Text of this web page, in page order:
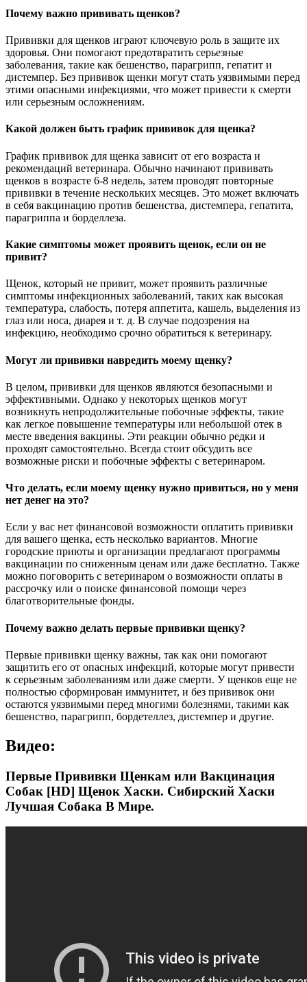
Почему важно прививать щенков?
Прививки для щенков играют ключевую роль в защите их
здоровья. Они помогают предотвратить серьезные
заболевания, такие как бешенство, парагрипп, гепатит и
дистемпер. Без прививок щенки могут стать уязвимыми перед
этими опасными инфекциями, что может привести к смерти
или серьезным осложнениям.
Какой должен быть график прививок для щенка?
График прививок для щенка зависит от его возраста и
рекомендаций ветеринара. Обычно начинают прививать
щенков в возрасте 6-8 недель, затем проводят повторные
прививки в течение нескольких месяцев. Это может включать
в себя вакцинацию против бешенства, дистемпера, гепатита,
парагриппа и борделлеза.
Какие симптомы может проявить щенок, если он не
привит?
Щенок, который не привит, может проявить различные
симптомы инфекционных заболеваний, таких как высокая
температура, слабость, потеря аппетита, кашель, выделения из
глаз или носа, диарея и т. д. В случае подозрения на
инфекцию, необходимо срочно обратиться к ветеринару.
Могут ли прививки навредить моему щенку?
В целом, прививки для щенков являются безопасными и
эффективными. Однако у некоторых щенков могут
возникнуть непродолжительные побочные эффекты, такие
как легкое повышение температуры или небольшой отек в
месте введения вакцины. Эти реакции обычно редки и
проходят самостоятельно. Всегда стоит обсудить все
возможные риски и побочные эффекты с ветеринаром.
Что делать, если моему щенку нужно привиться, но у меня
нет денег на это?
Если у вас нет финансовой возможности оплатить прививки
для вашего щенка, есть несколько вариантов. Многие
городские приюты и организации предлагают программы
вакцинации по сниженным ценам или даже бесплатно. Также
можно поговорить с ветеринаром о возможности оплаты в
рассрочку или о поиске финансовой помощи через
благотворительные фонды.
Почему важно делать первые прививки щенку?
Первые прививки щенку важны, так как они помогают
защитить его от опасных инфекций, которые могут привести
к серьезным заболеваниям или даже смерти. У щенков еще не
полностью сформирован иммунитет, и без прививок они
остаются уязвимыми перед многими болезнями, такими как
бешенство, парагрипп, бордетеллез, дистемпер и другие.
Видео:
Первые Прививки Щенкам или Вакцинация
Собак [HD] Щенок Хаски. Сибирский Хаски
Лучшая Собака В Мире.